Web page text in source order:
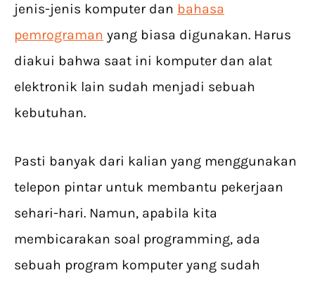
jenis-jenis komputer dan bahasa
pemrograman yang biasa digunakan. Harus
diakui bahwa saat ini komputer dan alat
elektronik lain sudah menjadi sebuah
kebutuhan.
Pasti banyak dari kalian yang menggunakan
telepon pintar untuk membantu pekerjaan
sehari-hari. Namun, apabila kita
membicarakan soal programming, ada
sebuah program komputer yang sudah